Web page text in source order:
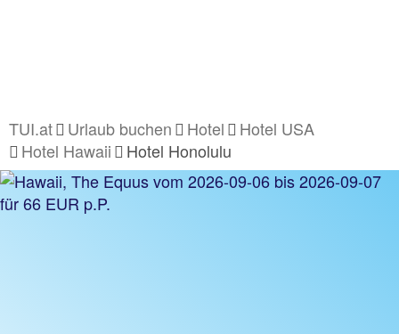
TUI.at Urlaub buchen Hotel
Hotel USA
Hotel Hawaii
Hotel Honolulu